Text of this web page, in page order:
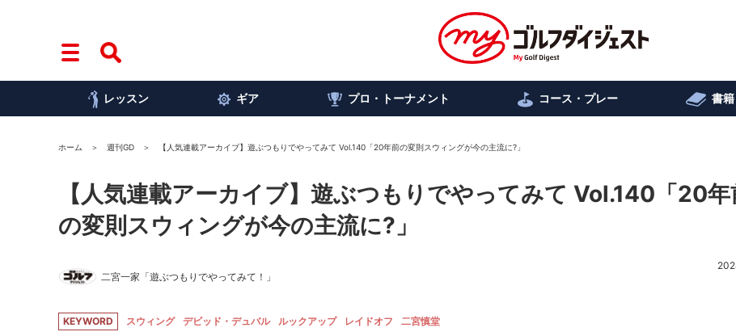
レッスン ギア プロ・トーナメント コース・プレー 書
ホーム 週刊GD 【人気連載アーカイブ】遊ぶつもりでやってみて Vol.140「20年前の変則スウィングが今の主流に?」
【人気連載アーカイブ】遊ぶつもりでやってみて Vol.140「20年
の変則スウィングが今の主流に?」
二宮一家「遊ぶつもりでやってみて！」
KEYWORD スウィング デビッド・デュバル ルックアップ レイドオフ 二宮慎堂